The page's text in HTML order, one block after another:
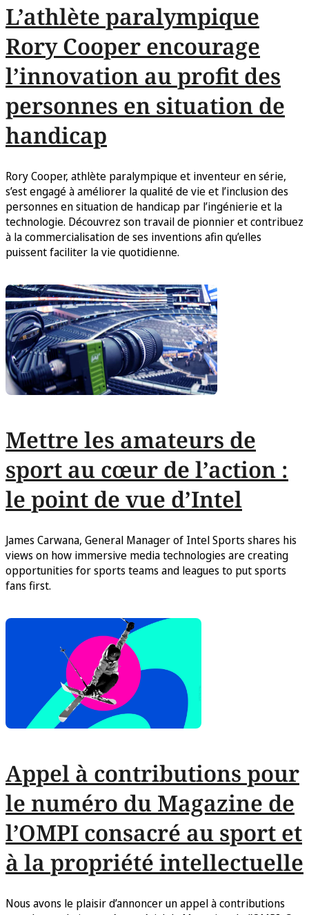
L’athlète paralympique
Rory Cooper encourage
l’innovation au profit des
personnes en situation de
handicap
Rory Cooper, athlète paralympique et inventeur en série,
s’est engagé à améliorer la qualité de vie et l’inclusion des
personnes en situation de handicap par l’ingénierie et la
technologie. Découvrez son travail de pionnier et contribuez
à la commercialisation de ses inventions afin qu’elles
puissent faciliter la vie quotidienne.
Mettre les amateurs de
sport au cœur de l’action :
le point de vue d’Intel
James Carwana, General Manager of Intel Sports shares his
views on how immersive media technologies are creating
opportunities for sports teams and leagues to put sports
fans first.
Appel à contributions pour
le numéro du Magazine de
l’OMPI consacré au sport et
à la propriété intellectuelle
Nous avons le plaisir d’annoncer un appel à contributions